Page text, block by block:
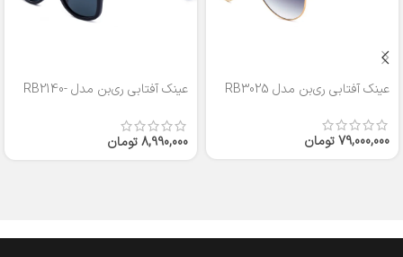
عینک آفتابی ری‌بن مدل RB3025
79,000,000تومان
عینک آفتابی ری‌بن مدل RB2140-
8,990,000تومان